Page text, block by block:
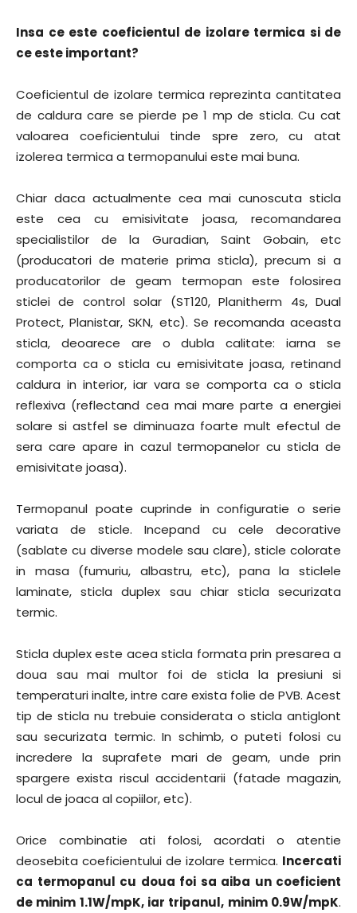
Insa ce este coeficientul de izolare termica si de
ce este important?
Coeficientul de izolare termica reprezinta cantitatea
de caldura care se pierde pe 1 mp de sticla. Cu cat
valoarea coeficientului tinde spre zero, cu atat
izolerea termica a termopanului este mai buna.
Chiar daca actualmente cea mai cunoscuta sticla
este cea cu emisivitate joasa, recomandarea
specialistilor de la Guradian, Saint Gobain, etc
(producatori de materie prima sticla), precum si a
producatorilor de geam termopan este folosirea
sticlei de control solar (ST120, Planitherm 4s, Dual
Protect, Planistar, SKN, etc). Se recomanda aceasta
sticla, deoarece are o dubla calitate: iarna se
comporta ca o sticla cu emisivitate joasa, retinand
caldura in interior, iar vara se comporta ca o sticla
reflexiva (reflectand cea mai mare parte a energiei
solare si astfel se diminuaza foarte mult efectul de
sera care apare in cazul termopanelor cu sticla de
emisivitate joasa).
Termopanul poate cuprinde in configuratie o serie
variata de sticle. Incepand cu cele decorative
(sablate cu diverse modele sau clare), sticle colorate
in masa (fumuriu, albastru, etc), pana la sticlele
laminate, sticla duplex sau chiar sticla securizata
termic.
Sticla duplex este acea sticla formata prin presarea a
doua sau mai multor foi de sticla la presiuni si
temperaturi inalte, intre care exista folie de PVB. Acest
tip de sticla nu trebuie considerata o sticla antiglont
sau securizata termic. In schimb, o puteti folosi cu
incredere la suprafete mari de geam, unde prin
spargere exista riscul accidentarii (fatade magazin,
locul de joaca al copiilor, etc).
Orice combinatie ati folosi, acordati o atentie
deosebita coeficientului de izolare termica. Incercati
ca termopanul cu doua foi sa aiba un coeficient
de minim 1.1W/mpK, iar tripanul, minim 0.9W/mpK.